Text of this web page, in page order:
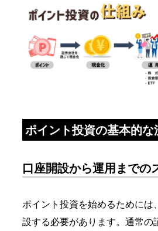
ポイント投資の基本的な
口座開設から運用までの
ポイント投資を始めるためには
設する必要があります。通常の